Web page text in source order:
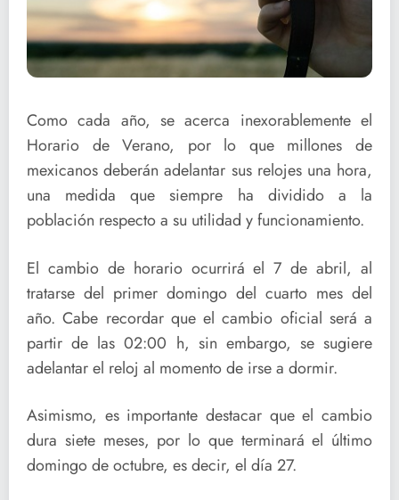
Como cada año, se acerca inexorablemente el
Horario de Verano, por lo que millones de
mexicanos deberán adelantar sus relojes una hora,
una medida que siempre ha dividido a la
población respecto a su utilidad y funcionamiento.
El cambio de horario ocurrirá el 7 de abril, al
tratarse del primer domingo del cuarto mes del
año. Cabe recordar que el cambio oficial será a
partir de las 02:00 h, sin embargo, se sugiere
adelantar el reloj al momento de irse a dormir.
Asimismo, es importante destacar que el cambio
dura siete meses, por lo que terminará el último
domingo de octubre, es decir, el día 27.